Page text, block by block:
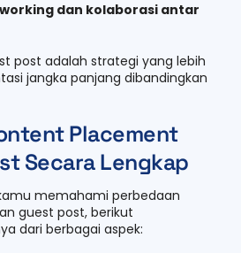
dan kolaborasi antar
post adalah strategi yang lebih
jangka panjang dibandingkan
Placement
Secara Lengkap
memahami perbedaan
guest post, berikut
dari berbagai aspek: